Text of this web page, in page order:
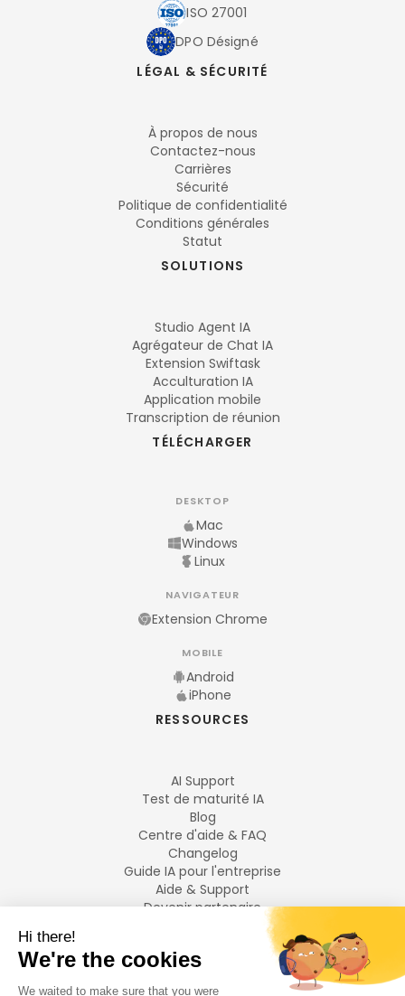
ISO 27001
DPO Désigné
LÉGAL & SÉCURITÉ
À propos de nous
Contactez-nous
Carrières
Sécurité
Politique de confidentialité
Conditions générales
Statut
SOLUTIONS
Studio Agent IA
Agrégateur de Chat IA
Extension Swiftask
Acculturation IA
Application mobile
Transcription de réunion
TÉLÉCHARGER
DESKTOP
Mac
Windows
Linux
NAVIGATEUR
Extension Chrome
MOBILE
Android
iPhone
RESSOURCES
AI Support
Test de maturité IA
Blog
Centre d'aide & FAQ
Changelog
Guide IA pour l'entreprise
Aide & Support
Devenir partenaire
LANGUES